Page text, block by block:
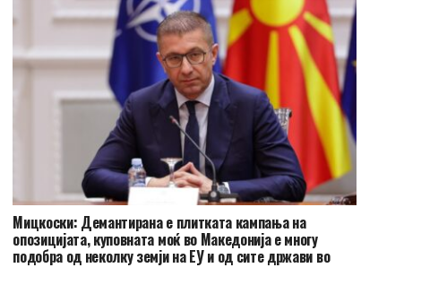
Мицкоски: Демантирана е плитката кампања на
опозицијата, куповната моќ во Македонија е многу
подобра од неколку земји на ЕУ и од сите држави во